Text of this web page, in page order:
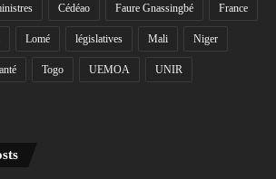
Cédéao Faure Gnassingbé France
Lomé législatives Mali Niger
Togo UEMOA UNIR